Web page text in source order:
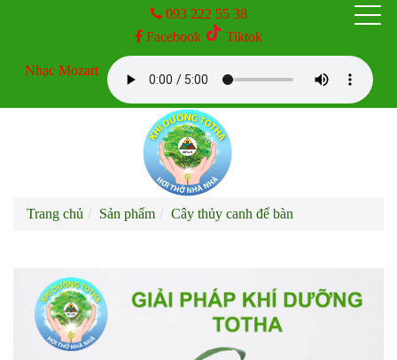
093 222 55 38
Facebook
Tiktok
Nhạc Mozart
Trang chủ Sản phẩm Cây thủy canh để bàn
KINH NGHIỆM
TIN TỨC